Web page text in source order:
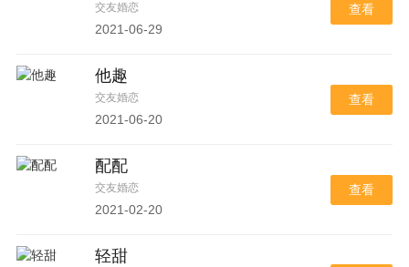
交友婚恋
2021-06-29
查看
他趣
交友婚恋
2021-06-20
查看
配配
交友婚恋
2021-02-20
查看
轻甜